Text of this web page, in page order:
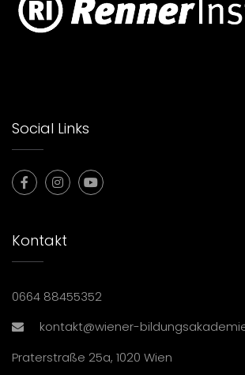
Social Links
Kontakt
0664 88455352
kontakt@wiener-
Praterstraße 25a, 1020 Wien